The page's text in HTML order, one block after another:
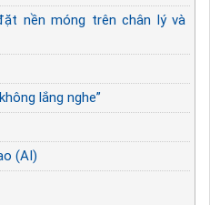
nền móng trên chân lý và
lắng nghe”
(AI)